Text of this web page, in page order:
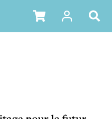
SOMMAIRE DU NUMÉRO